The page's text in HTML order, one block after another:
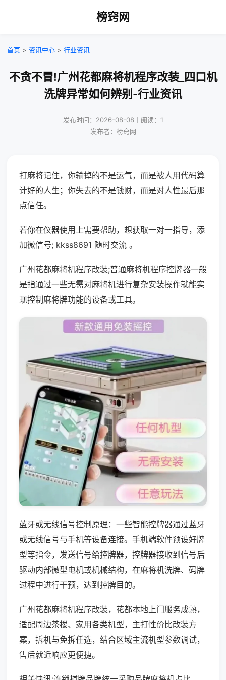
榜窍网
首页 > 资讯中心 > 行业资讯
不贪不冒!广州花都麻将机程序改装_四口机
洗牌异常如何辨别-行业资讯
发布时间：2026-08-08｜阅读：1
发布者：榜窍网
打麻将记住，你输掉的不是运气，而是被人用代码算
计好的人生；你失去的不是钱财，而是对人性最后那
点信任。
若你在仪器使用上需要帮助，想获取一对一指导，添
加微信号; kkss8691 随时交流 。
广州花都麻将机程序改装;普通麻将机程序控牌器一般
是指通过一些无需对麻将机进行复杂安装操作就能实
现控制麻将牌功能的设备或工具。
蓝牙或无线信号控制原理：一些智能控牌器通过蓝牙
或无线信号与手机等设备连接。手机端软件预设好牌
型等指令，发送信号给控牌器，控牌器接收到信号后
驱动内部微型电机或机械结构，在麻将机洗牌、码牌
过程中进行干预，达到控牌目的。
广州花都麻将机程序改装，花都本地上门服务成熟，
适配周边茶楼、家用各类机型，主打性价比改装方
案，拆机与免拆任选，结合区域主流机型参数调试，
售后就近响应更便捷。